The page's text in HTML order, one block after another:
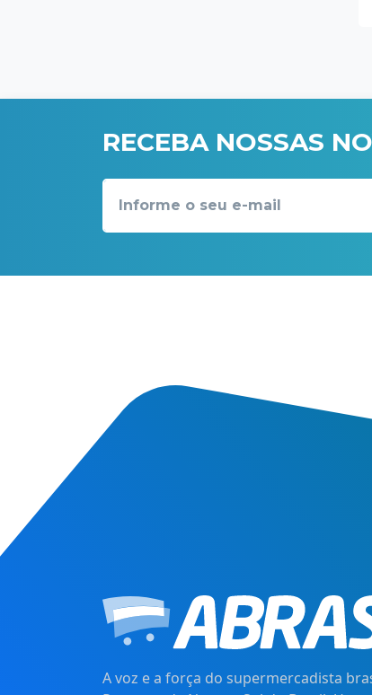
RECEBA NOSSAS
A voz e a força do supermercadista